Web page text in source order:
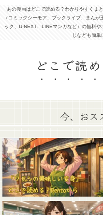
あの漫画はどこで読める？わかりやすくま
（コミックシーモア、ブックライブ、まん
ック、U-NEXT、LINEマンガなど）の無料
じなども簡単
どこで読
今、おス